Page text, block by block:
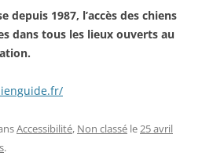
depuis 1987, l’accès des chiens
dans tous les lieux ouverts au
Accessibilité, Non classé le25 avril
.